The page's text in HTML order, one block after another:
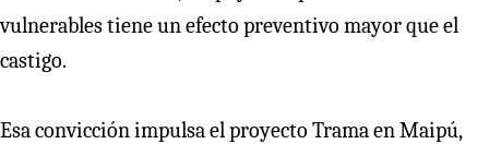
vulnerables tiene un efecto preventivo mayor que el
castigo.
Esa convicción impulsa el proyecto Trama en Maipú,